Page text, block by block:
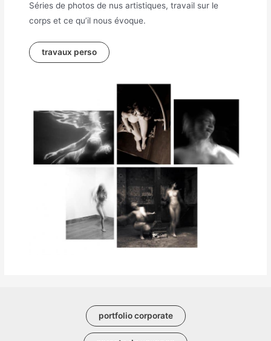
Séries de photos de nus artistiques, travail sur le
corps et ce qu’il nous évoque.
travaux perso
portfolio corporate